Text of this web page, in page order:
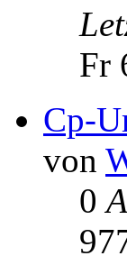
Fr
Cp-
von
0